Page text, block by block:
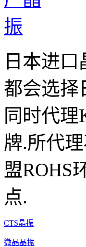
日本进
都会选择
同时代
牌.所代
盟ROHS
点.
CTS晶振
微晶晶振